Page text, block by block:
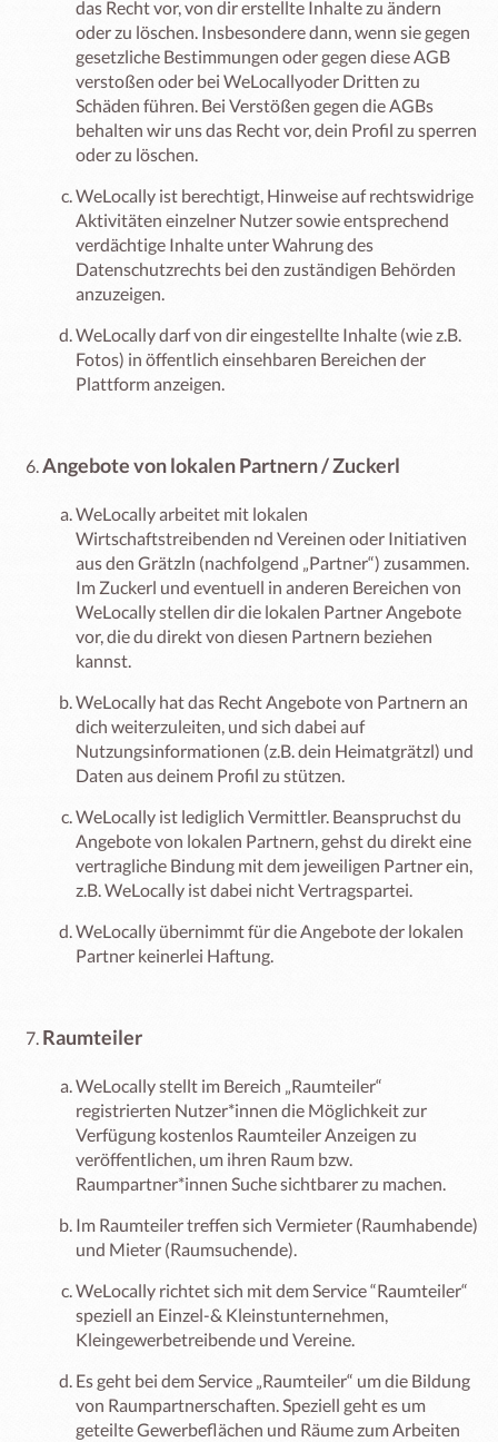
das Recht vor, von dir erstellte Inhalte zu ändern
oder zu löschen. Insbesondere dann, wenn sie gegen
gesetzliche Bestimmungen oder gegen diese AGB
verstoßen oder bei WeLocallyoder Dritten zu
Schäden führen. Bei Verstößen gegen die AGBs
behalten wir uns das Recht vor, dein Profil zu sperren
oder zu löschen.
WeLocally ist berechtigt, Hinweise auf rechtswidrige
Aktivitäten einzelner Nutzer sowie entsprechend
verdächtige Inhalte unter Wahrung des
Datenschutzrechts bei den zuständigen Behörden
anzuzeigen.
WeLocally darf von dir eingestellte Inhalte (wie z.B.
Fotos) in öffentlich einsehbaren Bereichen der
Plattform anzeigen.
Angebote von lokalen Partnern / Zuckerl
WeLocally arbeitet mit lokalen
Wirtschaftstreibenden nd Vereinen oder Initiativen
aus den Grätzln (nachfolgend „Partner“) zusammen.
Im Zuckerl und eventuell in anderen Bereichen von
WeLocally stellen dir die lokalen Partner Angebote
vor, die du direkt von diesen Partnern beziehen
kannst.
WeLocally hat das Recht Angebote von Partnern an
dich weiterzuleiten, und sich dabei auf
Nutzungsinformationen (z.B. dein Heimatgrätzl) und
Daten aus deinem Profil zu stützen.
WeLocally ist lediglich Vermittler. Beanspruchst du
Angebote von lokalen Partnern, gehst du direkt eine
vertragliche Bindung mit dem jeweiligen Partner ein,
z.B. WeLocally ist dabei nicht Vertragspartei.
WeLocally übernimmt für die Angebote der lokalen
Partner keinerlei Haftung.
Raumteiler
WeLocally stellt im Bereich „Raumteiler“
registrierten Nutzer*innen die Möglichkeit zur
Verfügung kostenlos Raumteiler Anzeigen zu
veröffentlichen, um ihren Raum bzw.
Raumpartner*innen Suche sichtbarer zu machen.
Im Raumteiler treffen sich Vermieter (Raumhabende)
und Mieter (Raumsuchende).
WeLocally richtet sich mit dem Service “Raumteiler“
speziell an Einzel-& Kleinstunternehmen,
Kleingewerbetreibende und Vereine.
Es geht bei dem Service „Raumteiler“ um die Bildung
von Raumpartnerschaften. Speziell geht es um
geteilte Gewerbeflächen und Räume zum Arbeiten